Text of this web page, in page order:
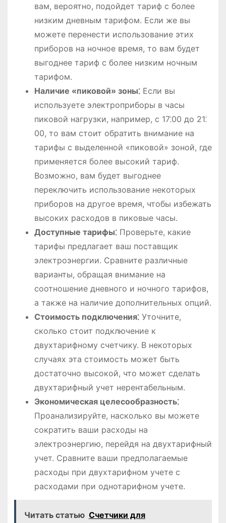
вам, вероятно, подойдет тариф с более
низким дневным тарифом. Если же вы
можете перенести использование этих
приборов на ночное время, то вам будет
выгоднее тариф с более низким ночным
тарифом.
Наличие «пиковой» зоны⁚Если вы
используете электроприборы в часы
пиковой нагрузки, например, с 17⁚00 до 21⁚
00, то вам стоит обратить внимание на
тарифы с выделенной «пиковой» зоной, где
применяется более высокий тариф.
Возможно, вам будет выгоднее
переключить использование некоторых
приборов на другое время, чтобы избежать
высоких расходов в пиковые часы.
Доступные тарифы⁚Проверьте, какие
тарифы предлагает ваш поставщик
электроэнергии. Сравните различные
варианты, обращая внимание на
соотношение дневного и ночного тарифов,
а также на наличие дополнительных опций.
Стоимость подключения⁚Уточните,
сколько стоит подключение к
двухтарифному счетчику. В некоторых
случаях эта стоимость может быть
достаточно высокой, что может сделать
двухтарифный учет нерентабельным.
Экономическая целесообразность⁚
Проанализируйте, насколько вы можете
сократить ваши расходы на
электроэнергию, перейдя на двухтарифный
учет. Сравните ваши предполагаемые
расходы при двухтарифном учете с
расходами при однотарифном учете.
Читать статью Счетчики для